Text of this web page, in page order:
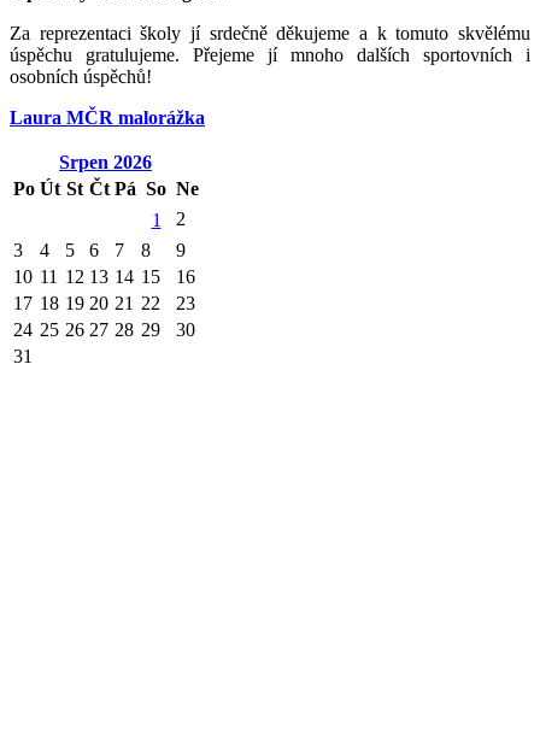
Za reprezentaci školy jí srdečně děkujeme a k tomuto skvělému
úspěchu gratulujeme. Přejeme jí mnoho dalších sportovních i
osobních úspěchů!
Laura MČR malorážka
Srpen 2026
Po Út St Čt Pá So Ne
1
2
3
4 5 6 7 8
9
10 11 12 13 14 15
16
17 18 19 20 21 22
23
24 25 26 27 28 29
30
31